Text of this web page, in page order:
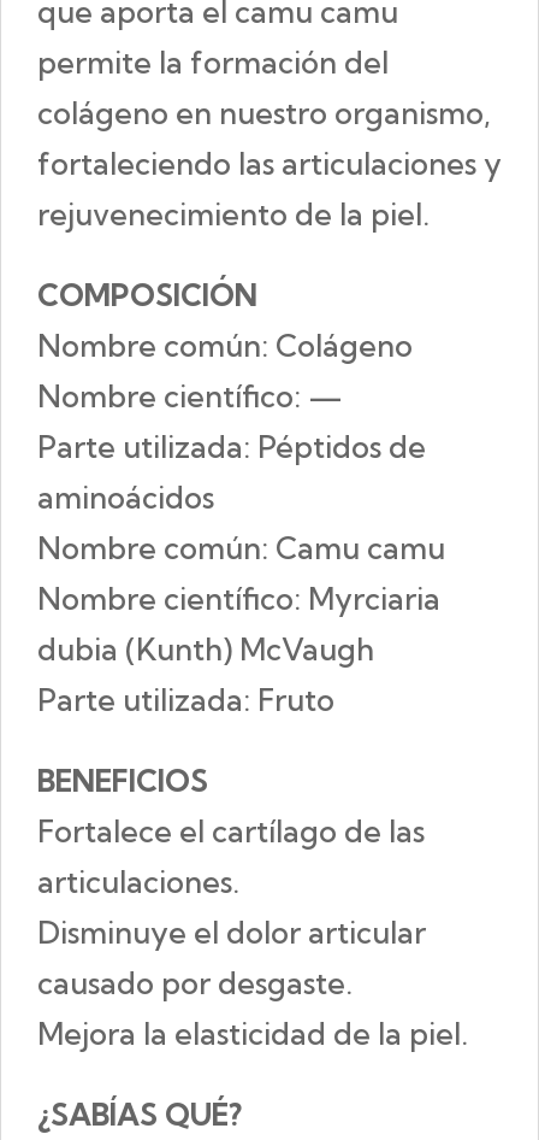
que aporta el camu camu
permite la formación del
colágeno en nuestro organismo,
fortaleciendo las articulaciones y
rejuvenecimiento de la piel.
COMPOSICIÓN
Nombre común: Colágeno
Nombre científico: —
Parte utilizada: Péptidos de
aminoácidos
Nombre común: Camu camu
Nombre científico: Myrciaria
dubia (Kunth) McVaugh
Parte utilizada: Fruto
BENEFICIOS
Fortalece el cartílago de las
articulaciones.
Disminuye el dolor articular
causado por desgaste.
Mejora la elasticidad de la piel.
¿SABÍAS QUÉ?